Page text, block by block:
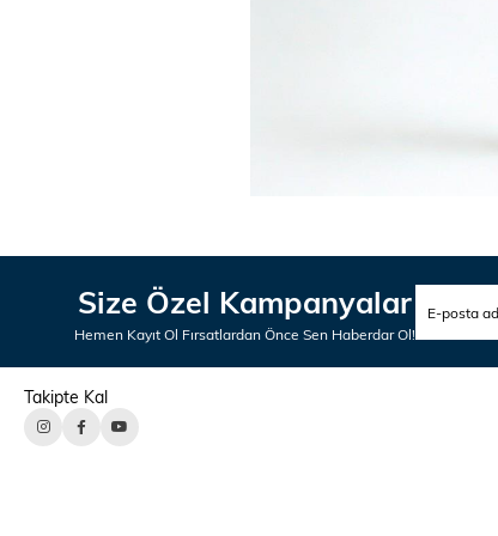
Size Özel Kampanyalar
Hemen Kayıt Ol Fırsatlardan Önce Sen Haberdar Ol!
Takipte Kal